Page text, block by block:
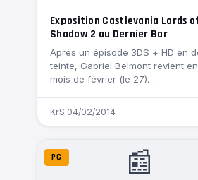
Exposition Castlevania Lords
Shadow 2 au Dernier Bar
Après un épisode 3DS + HD en
teinte, Gabriel Belmont revient
mois de février (le 27)…
KrS·04/02/2014
📰
PC